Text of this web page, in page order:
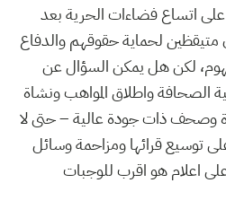
على اتساع فضاءات الحرية بعد
متيقظين لحماية حقوقهم والدفاع
لكن هل يمكن السؤال عن
الصحافة واطلاق المواهب ونشاة
وصحف ذات جودة عالية – حتى لا
توسيع قرائها ومزاحمة وسائل
اعلام هو اقرب للوجبات